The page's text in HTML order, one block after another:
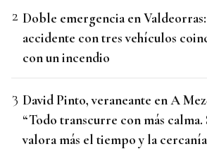
Doble emergencia en
accidente con tres vehículos
con un incendio
David Pinto, veraneante en A
“Todo transcurre con más calma.
valora más el tiempo y la